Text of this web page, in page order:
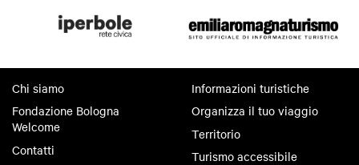
Chi siamo
Fondazione Bologna
Welcome
Contatti
Informazioni turistiche
Organizza il tuo viaggio
Territorio
Turismo accessibile